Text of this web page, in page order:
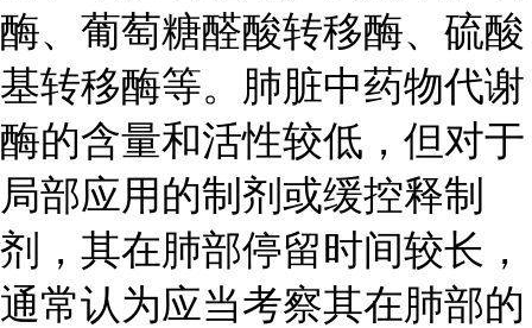
酶、葡萄糖醛酸转移酶、硫酸
基转移酶等。肺脏中药物代谢
酶的含量和活性较低，但对于
局部应用的制剂或缓控释制
剂，其在肺部停留时间较长，
通常认为应当考察其在肺部的